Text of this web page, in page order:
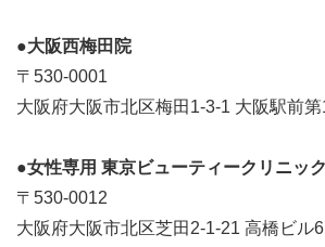
●大阪西梅田院
〒530-0001
大阪府大阪市北区梅田1-3-1 大阪駅前
●女性専用 東京ビューティークリニッ
〒530-0012
大阪府大阪市北区芝田2-1-21 高橋ビル